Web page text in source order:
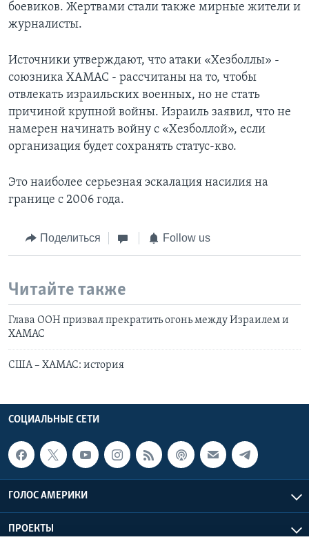
боевиков. Жертвами стали также мирные жители и
журналисты.
Источники утверждают, что атаки «Хезболлы» -
союзника ХАМАС - рассчитаны на то, чтобы
отвлекать израильских военных, но не стать
причиной крупной войны. Израиль заявил, что не
намерен начинать войну с «Хезболлой», если
организация будет сохранять статус-кво.
Это наиболее серьезная эскалация насилия на
границе с 2006 года.
Поделиться Follow us
Читайте также
Глава ООН призвал прекратить огонь между Израилем и
ХАМАС
США – ХАМАС: история
СОЦИАЛЬНЫЕ СЕТИ
ГОЛОС АМЕРИКИ
ПРОЕКТЫ